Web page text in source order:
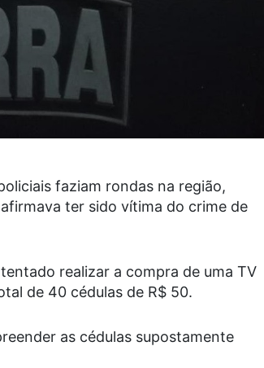
faziam rondas na região,
ter sido vítima do crime de
realizar a compra de uma TV
de 40 cédulas de R$ 50.
as cédulas supostamente